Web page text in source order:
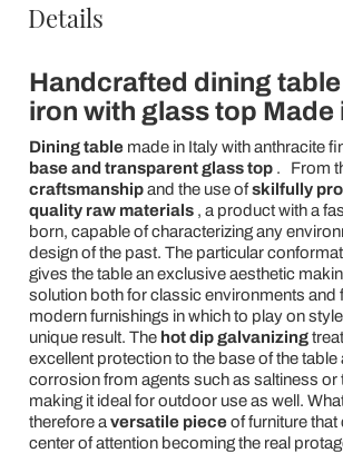
Details
Handcrafted dining
iron with glass top Made
Dining tablemade in Italy with anthracite
base and transparent glass top. From
craftsmanshipand the use ofskilfully
quality raw materials, a product with a
born, capable of characterizing any
design of the past. The particular
gives the table an exclusive aesthetic
solution both for classic environments and
modern furnishings in which to play on
unique result. The hot dip galvanizing
excellent protection to the base of the table
corrosion from agents such as saltiness or
making it ideal for outdoor use as well.
therefore a versatile pieceof furniture that
center of attention becoming the real